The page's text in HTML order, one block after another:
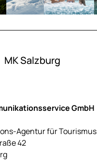
MK Salzburg
GmbH
Agentur für Tourismus
42